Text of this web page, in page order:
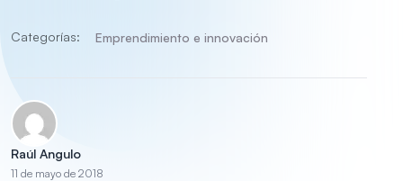
Categorías: Emprendimiento e innovación
Raúl Angulo
11 de mayo de 2018